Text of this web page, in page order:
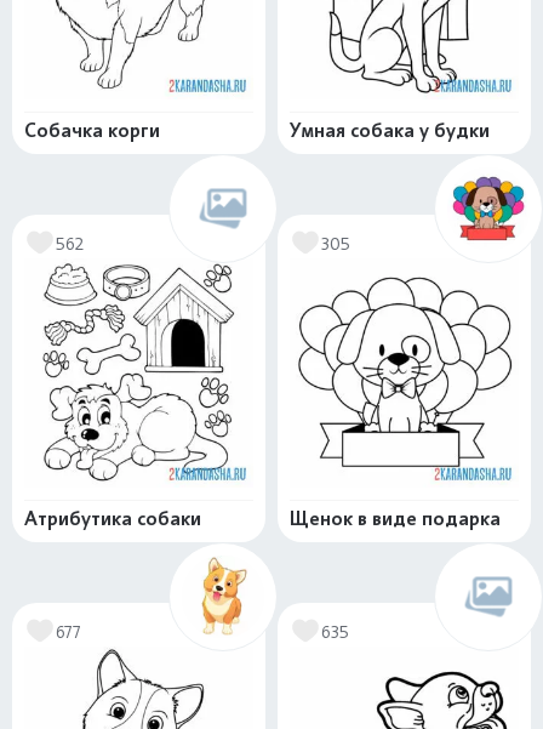
Собачка корги Умная собака у будки
562
Атрибутика собаки
305
Щенок в виде подарка
677 635